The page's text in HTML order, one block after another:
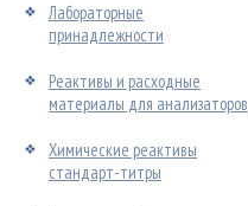
Лабораторные
принадлежности
Реактивы и расходные
материалы для анализаторов
Химические реактивы
стандарт-титры